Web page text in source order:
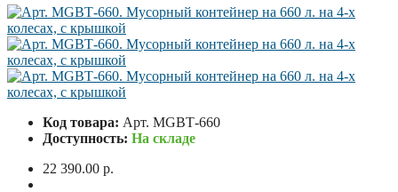
Код товара: Арт. MGBТ-660
Доступность: На складе
22 390.00 р.